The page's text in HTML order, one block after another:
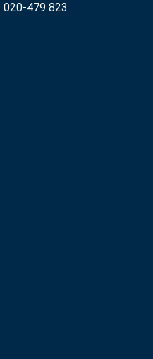
020-479 823